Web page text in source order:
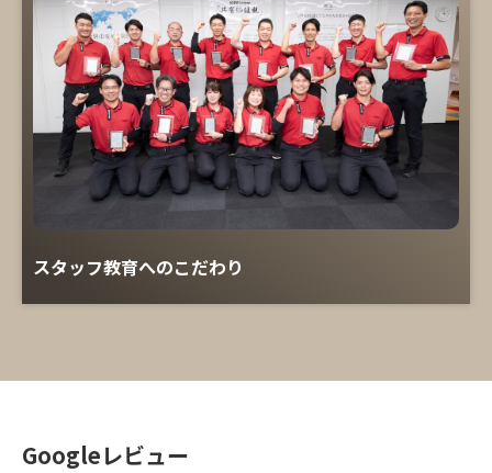
スタッフ教育へのこだわり
Googleレビュー